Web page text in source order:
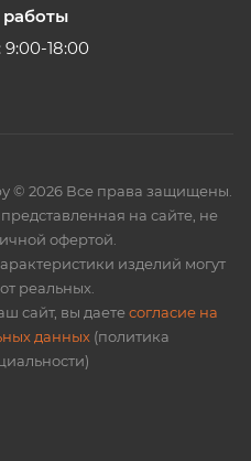
18:00
© 2026 Все права защищены.
на сайте, не
офертой.
изделий могут
реальных.
сайт, вы даетесогласие на
данных (политика